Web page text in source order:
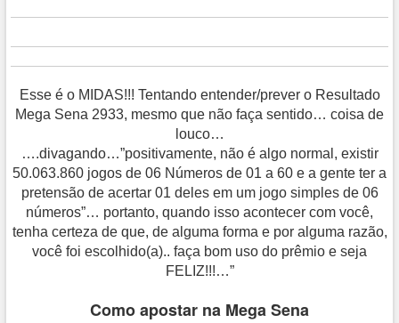
Esse é o MIDAS!!! Tentando entender/prever o Resultado
Mega Sena 2933, mesmo que não faça sentido… coisa de
louco…
….divagando…”positivamente, não é algo normal, existir
50.063.860 jogos de 06 Números de 01 a 60 e a gente ter a
pretensão de acertar 01 deles em um jogo simples de 06
números”… portanto, quando isso acontecer com você,
tenha certeza de que, de alguma forma e por alguma razão,
você foi escolhido(a).. faça bom uso do prêmio e seja
FELIZ!!!…”
Como apostar na Mega Sena